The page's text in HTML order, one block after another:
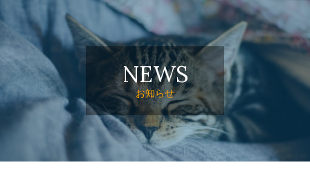
NEWS
お知らせ